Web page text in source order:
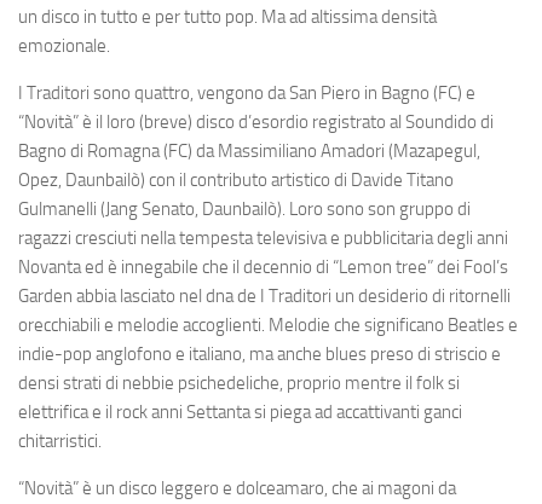
un disco in tutto e per tutto pop. Ma ad altissima densità
emozionale.
I Traditori sono quattro, vengono da San Piero in Bagno (FC) e
“Novità” è il loro (breve) disco d’esordio registrato al Soundido di
Bagno di Romagna (FC) daMassimiliano Amadori (Mazapegul,
Opez, Daunbailò) con il contributo artistico di Davide Titano
Gulmanelli (Jang Senato, Daunbailò). Loro sono son gruppo di
ragazzi cresciuti nella tempesta televisiva e pubblicitaria degli anni
Novanta ed è innegabile che il decennio di “Lemon tree” dei Fool’s
Garden abbia lasciato nel dna de I Traditori un desiderio di ritornelli
orecchiabili e melodie accoglienti. Melodie che significano Beatles e
indie-pop anglofono e italiano, ma anche blues preso di striscio e
densi strati di nebbie psichedeliche, proprio mentre il folk si
elettrifica e il rock anni Settanta si piega ad accattivanti ganci
chitarristici.
“Novità” è un disco leggero e dolceamaro, che ai magoni da